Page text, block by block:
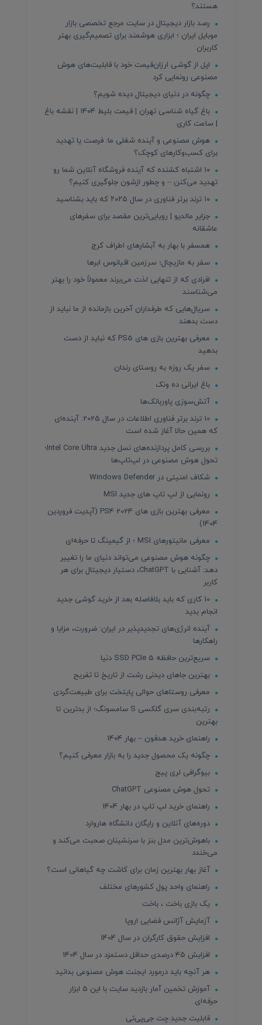
هستند؟
رصد بازار دیجیتال در سایت مرجع تخصصی بازار
موبایل ایران ؛ ابزاری هوشمند برای تصمیم‌گیری بهتر
کاربران
اپل از گوشی ارزان‌قیمت خود با قابلیت‌های هوش
مصنوعی رونمایی کرد
چگونه در دنیای دیجیتال دیده شویم؟
باغ گیاه شناسی تهران | قیمت بلیط ۱۴۰۴ | نقشه باغ
| ساعت کاری
هوش مصنوعی و آینده شغلی ما: فرصت یا تهدید
برای کسب‌وکارهای کوچک؟
۱۰ اشتباه کشنده که آینده فروشگاه آنلاین شما رو
تهدید می‌کنن – و چطور ازشون جلوگیری کنیم؟
جزایر مالدیو | رویایی‌ترین مقصد برای سفرهای
عاشقانه
همسفر با بهار به آبشارهای اطراف کرج
سفر به مازیچال؛ سرزمین اقیانوس ابرها
افرادی که از تنهایی لذت می‌برند معمولاً خود را بهتر
می‌شناسند
سریال‌هایی که طرفداران آخرین بازمانده از ما نباید از
دست بدهند
معرفی بهترین بازی های PS5 که نباید از دست
بدهید
سفر یک روزه به روستای رندان
باغ ایرانی ده ونک
آتش‌سوزی پاوربانک‌ها
10 ترند برتر فناوری اطلاعات در سال 2025: آینده‌ای
که همین حالا آغاز شده است
بررسی کامل پردازنده‌های نسل جدید Intel Core Ultra؛
تحول هوش مصنوعی در لپ‌تاپ‌ها
شکاف امنیتی در Windows Defender
رونمایی از لپ تاپ های جدید MSI
معرفی بهترین بازی های PS4 2024 (آپدیت فروردین
1404)
معرفی مانیتورهای MSI ؛ از گیمینگ تا حرفه‌ای
چگونه هوش مصنوعی می‌تواند دنیای ما را تغییر
دهد: آشنایی با ChatGPT، دستیار دیجیتال برای هر
کاربر
10 کاری که باید بلافاصله بعد از خرید گوشی جدید
انجام بدید
آینده انرژی‌های تجدیدپذیر در ایران: ضرورت، مزایا و
راهکارها
سریع‌ترین حافظه SSD PCIe 5 دنیا
بهترین جاهای دیدنی رشت از تاریخ تا تفریح
معرفی روستاهای حوالی پایتخت برای طبیعت‌گردی
رتبه‌بندی سری گلکسی S سامسونگ؛ از بدترین تا
بهترین
راهنمای خرید هدفون – بهار ۱۴۰۴
چگونه یک محصول جدید را به بازار معرفی کنیم؟
بیوگرافی لری پیج
تحول هوش مصنوعی ChatGPT
راهنمای خرید لپ تاپ در بهار 1404
دوره‌های آنلاین و رایگان دانشگاه هاروارد
باهوش‌ترین مدل بنز با سرنشینان صحبت می‌کند و
می‌خندد
آغاز بهار بهترین زمان برای کاشت چه گیاهانی است؟
راهنمای واحد پول کشورهای مختلف
یک بازی باخت ، باخت
آزمایش آژانس فضایی اروپا
افزایش حقوق کارگران در سال 1404
افزایش ۴۵ درصدی حداقل دستمزد در سال 1404
هر آنچه باید درمورد ایجنت هوش مصنوعی بدانید
آموزش تخمین آمار بازدید سایت با این 5 ابزار
حرفه‌ای
قابلیت جدید چت جی‌پی‌تی